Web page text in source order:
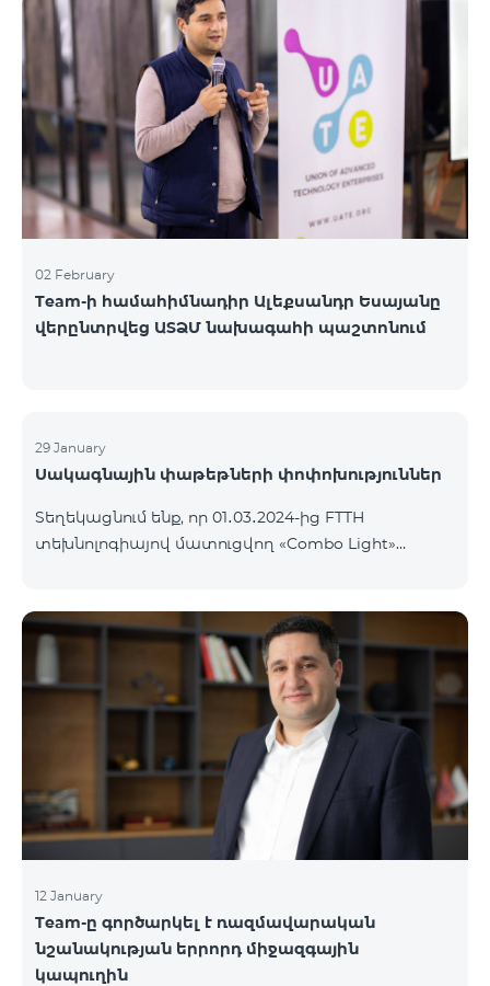
ցանց», «Բիզնես-ակտիվ», «Էքսկլյուզիվ Բիզնես»,
«Լավագույն գործընկեր»
02 February
Team-ի համահիմնադիր Ալեքսանդր Եսայանը
վերընտրվեց ԱՏՁՄ նախագահի պաշտոնում
29 January
Սակագնային փաթեթների փոփոխություններ
Տեղեկացնում ենք, որ 01․03․2024-ից FTTH
տեխնոլոգիայով մատուցվող «Combo Light»
Մարզային 6900» սակագնային փաթեթով։ Այլ
սակագնային փաթեթի անցում կատարելու
համար կարող եք մոտենալ վաճառքի և
սպասարկման գրասենյակներ:
12 January
Team-ը գործարկել է ռազմավարական
նշանակության երրորդ միջազգային
կապուղին